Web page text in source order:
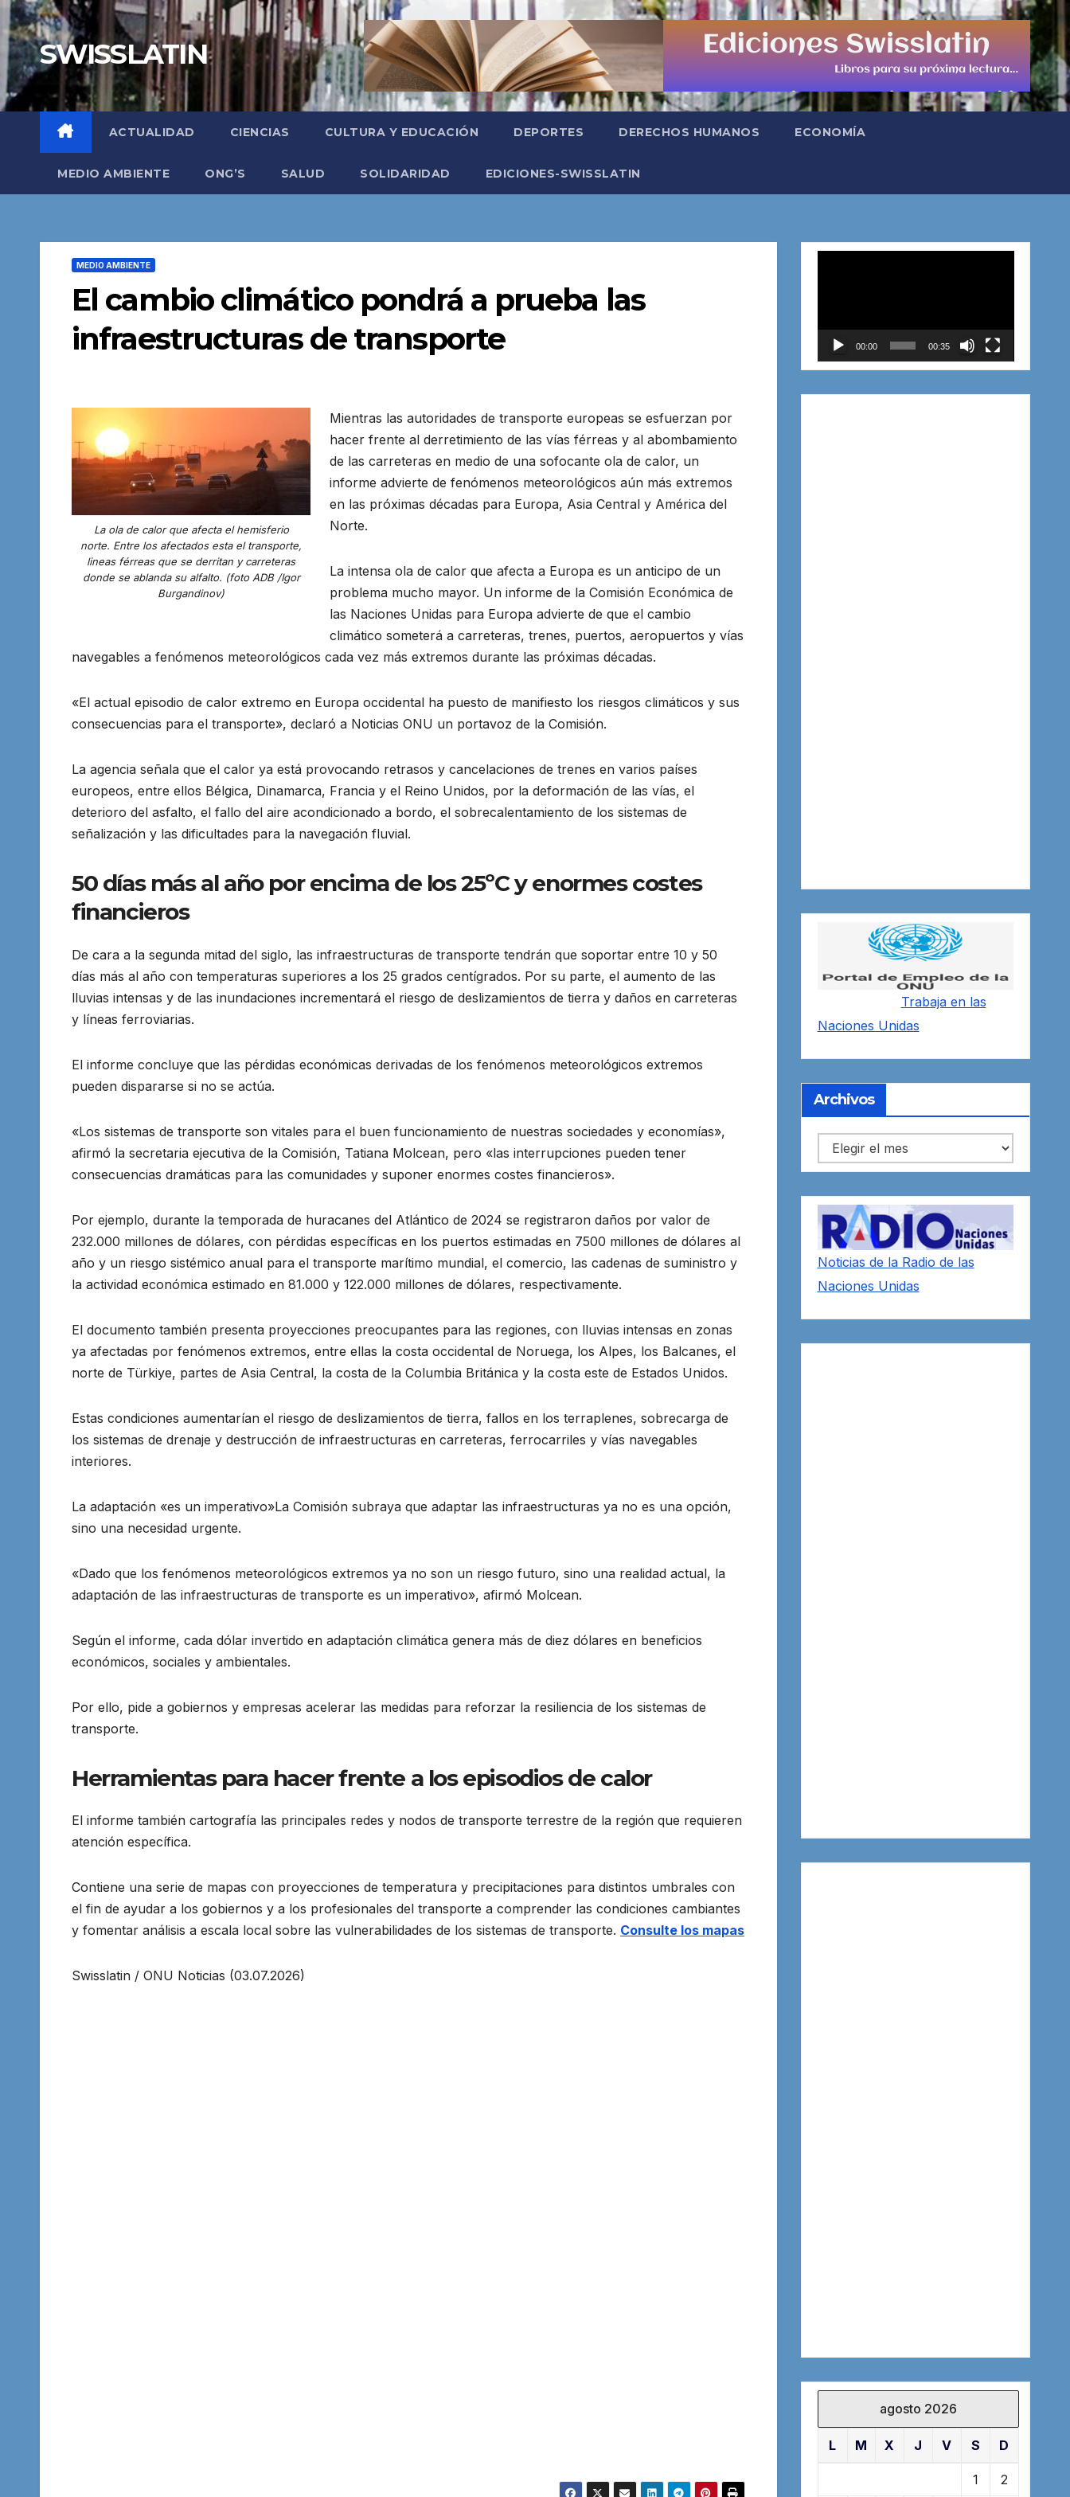
Saltar
al
contenidoSWISSLATIN
ACTUALIDAD CIENCIAS CULTURA Y EDUCACIÓN DEPORTES DERECHOS HUMANOS ECONOMÍA
MEDIO AMBIENTE ONG’S SALUD SOLIDARIDAD EDICIONES-SWISSLATIN
MEDIO AMBIENTE
El cambio climático pondrá a prueba las
infraestructuras de transporte
La ola de calor que afecta el hemisferio
norte. Entre los afectados esta el transporte,
lineas férreas que se derritan y carreteras
donde se ablanda su alfalto. (foto ADB /Igor
Burgandinov)
Mientras las autoridades de transporte europeas se esfuerzan por
hacer frente al derretimiento de las vías férreas y al abombamiento
de las carreteras en medio de una sofocante ola de calor, un
informe advierte de fenómenos meteorológicos aún más extremos
en las próximas décadas para Europa, Asia Central y América del
Norte.
La intensa ola de calor que afecta a Europa es un anticipo de un
problema mucho mayor. Un informe de la Comisión Económica de
las Naciones Unidas para Europa advierte de que el cambio
climático someterá a carreteras, trenes, puertos, aeropuertos y vías
navegables a fenómenos meteorológicos cada vez más extremos durante las próximas décadas.
«El actual episodio de calor extremo en Europa occidental ha puesto de manifiesto los riesgos climáticos y sus
consecuencias para el transporte», declaró a Noticias ONU un portavoz de la Comisión.
La agencia señala que el calor ya está provocando retrasos y cancelaciones de trenes en varios países
europeos, entre ellos Bélgica, Dinamarca, Francia y el Reino Unidos, por la deformación de las vías, el
deterioro del asfalto, el fallo del aire acondicionado a bordo, el sobrecalentamiento de los sistemas de
señalización y las dificultades para la navegación fluvial.
50 días más al año por encima de los 25ºC y enormes costes
financieros
De cara a la segunda mitad del siglo, las infraestructuras de transporte tendrán que soportar entre 10 y 50
días más al año con temperaturas superiores a los 25 grados centígrados. Por su parte, el aumento de las
lluvias intensas y de las inundaciones incrementará el riesgo de deslizamientos de tierra y daños en carreteras
y líneas ferroviarias.
El informe concluye que las pérdidas económicas derivadas de los fenómenos meteorológicos extremos
pueden dispararse si no se actúa.
«Los sistemas de transporte son vitales para el buen funcionamiento de nuestras sociedades y economías»,
afirmó la secretaria ejecutiva de la Comisión, Tatiana Molcean, pero «las interrupciones pueden tener
consecuencias dramáticas para las comunidades y suponer enormes costes financieros».
Por ejemplo, durante la temporada de huracanes del Atlántico de 2024 se registraron daños por valor de
232.000 millones de dólares, con pérdidas específicas en los puertos estimadas en 7500 millones de dólares al
año y un riesgo sistémico anual para el transporte marítimo mundial, el comercio, las cadenas de suministro y
la actividad económica estimado en 81.000 y 122.000 millones de dólares, respectivamente.
El documento también presenta proyecciones preocupantes para las regiones, con lluvias intensas en zonas
ya afectadas por fenómenos extremos, entre ellas la costa occidental de Noruega, los Alpes, los Balcanes, el
norte de Türkiye, partes de Asia Central, la costa de la Columbia Británica y la costa este de Estados Unidos.
Estas condiciones aumentarían el riesgo de deslizamientos de tierra, fallos en los terraplenes, sobrecarga de
los sistemas de drenaje y destrucción de infraestructuras en carreteras, ferrocarriles y vías navegables
interiores.
La adaptación «es un imperativo»La Comisión subraya que adaptar las infraestructuras ya no es una opción,
sino una necesidad urgente.
«Dado que los fenómenos meteorológicos extremos ya no son un riesgo futuro, sino una realidad actual, la
adaptación de las infraestructuras de transporte es un imperativo», afirmó Molcean.
Según el informe, cada dólar invertido en adaptación climática genera más de diez dólares en beneficios
económicos, sociales y ambientales.
Por ello, pide a gobiernos y empresas acelerar las medidas para reforzar la resiliencia de los sistemas de
transporte.
Herramientas para hacer frente a los episodios de calor
El informe también cartografía las principales redes y nodos de transporte terrestre de la región que requieren
atención específica.
Contiene una serie de mapas con proyecciones de temperatura y precipitaciones para distintos umbrales con
el fin de ayudar a los gobiernos y a los profesionales del transporte a comprender las condiciones cambiantes
y fomentar análisis a escala local sobre las vulnerabilidades de los sistemas de transporte. Consulte los mapas
Swisslatin / ONU Noticias (03.07.2026)
00:00 00:35
Trabaja en las
Naciones Unidas
Archivos
Archivos
Noticias de la Radio de las
Naciones Unidas
agosto 2026
L M X J V S D
1 2